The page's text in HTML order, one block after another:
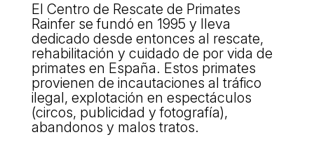
El Centro de Rescate de Primates
Rainfer se fundó en 1995 y lleva
dedicado desde entonces al rescate,
rehabilitación y cuidado de por vida de
primates en España. Estos primates
provienen de incautaciones al tráfico
ilegal, explotación en espectáculos
(circos, publicidad y fotografía),
abandonos y malos tratos.
CONEIX FUNDESPLAI